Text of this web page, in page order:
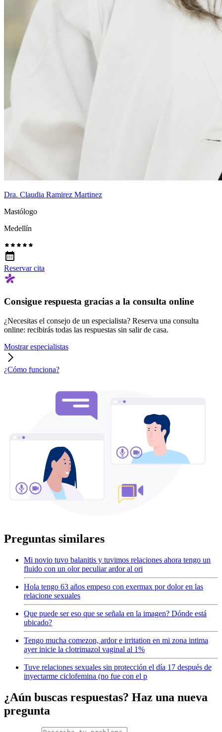
Dra. Claudia Ramirez Martinez
Mastólogo
Medellín
Reservar cita
Consigue respuesta gracias a la consulta online
¿Necesitas el consejo de un especialista? Reserva una consulta
online: recibirás todas las respuestas sin salir de casa.
Mostrar especialistas
¿Cómo funciona?
Preguntas similares
Mi novio tuvo balanitis y tuvimos relaciones ahora tengo un
fluido con un olor peculiar ardor al ori
Hola tengo 63 años empeso con exermax por dolor en las
relacione sexuales
Que puede ser eso que se señala en la imagen? Dónde está
ubicado?
Tengo mucha comezon, ardor e irritation en mi zona intima
ayer inicie la clotrimazol vaginal al 1%
Tuve relaciones sexuales sin protección el día 17 después de
inyectarme ciclofemina (no fue con el p
¿Aún buscas respuestas? Haz una nueva
pregunta